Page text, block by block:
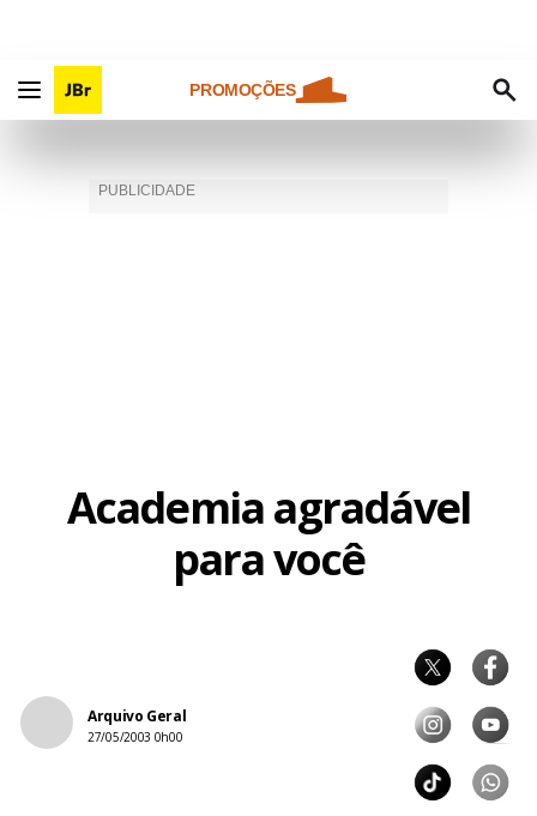
PROMOÇÕES
Academia agradável
para você
Arquivo Geral
27/05/2003 0h00